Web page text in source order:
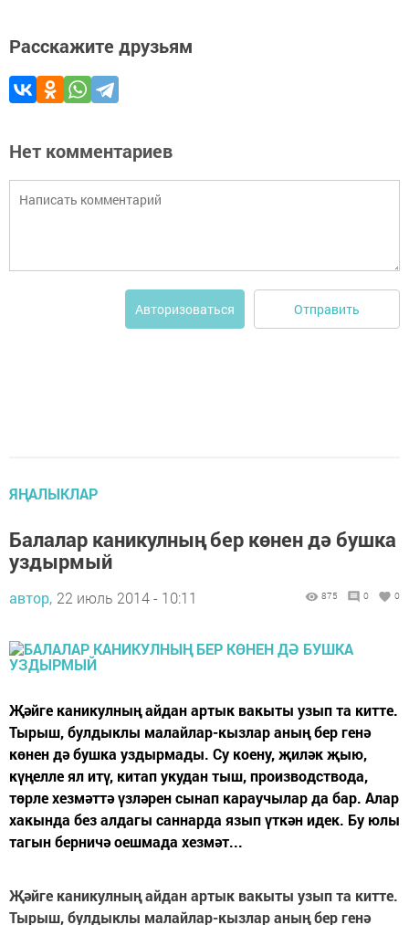
Расскажите друзьям
Нет комментариев
Авторизоваться Отправить
ЯҢАЛЫКЛАР
Балалар каникулның бер көнен дә бушка
уздырмый
автор, 22 июль 2014 - 10:11 875 0 0
Җәйге каникулның айдан артык вакыты узып та китте.
Тырыш, булдыклы малайлар-кызлар аның бер генә
көнен дә бушка уздырмады. Су коену, җиләк җыю,
күңелле ял итү, китап укудан тыш, производствода,
төрле хезмәттә үзләрен сынап караучылар да бар. Алар
хакында без алдагы саннарда язып үткән идек. Бу юлы
тагын берничә оешмада хезмәт...
Җәйге каникулның айдан артык вакыты узып та китте.
Тырыш, булдыклы малайлар-кызлар аның бер генә